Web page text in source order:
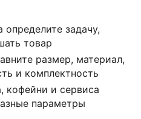
определите задачу,
товар
размер, материал,
и комплектность
кофейни и сервиса
параметры